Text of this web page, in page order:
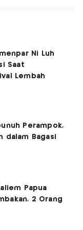
Ni Luh
Saat
Lembah
Perampok,
dalam Bagasi
Papua
2 Orang